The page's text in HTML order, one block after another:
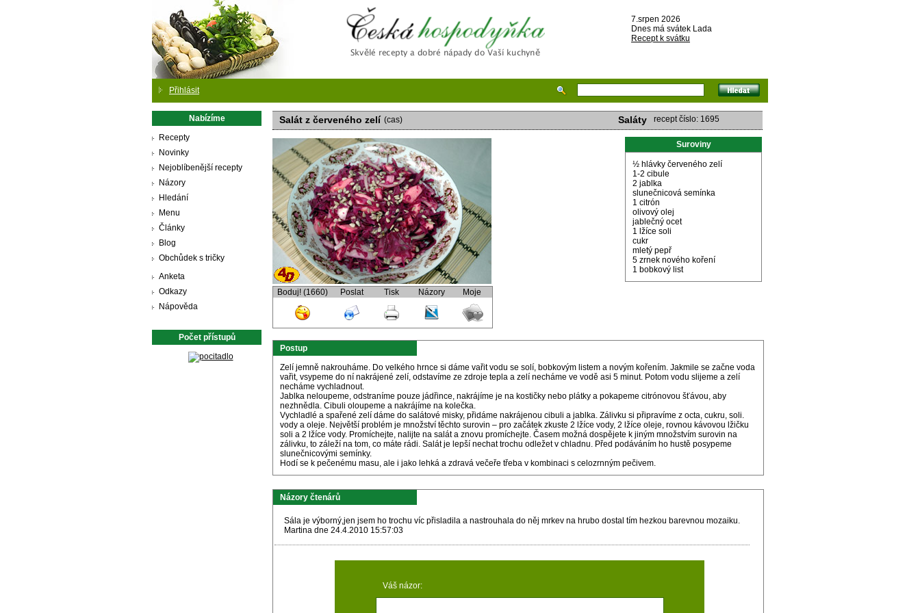
Česká hospodyňka
7.srpen 2026
Dnes má svátek Lada
Recept k svátku
Přihlásit
Nabízíme
Recepty
Novinky
Nejoblíbenější recepty
Názory
Hledání
Menu
Články
Blog
Obchůdek s tričky
Anketa
Odkazy
Nápověda
Počet přístupů
Salát z červeného zelí (cas) Saláty recept číslo: 1695
Boduj! (1660) Poslat Tisk Názory Moje
Suroviny
½ hlávky červeného zelí
1-2 cibule
2 jablka
slunečnicová semínka
1 citrón
olivový olej
jablečný ocet
1 lžíce soli
cukr
mletý pepř
5 zrnek nového koření
1 bobkový list
Postup
Zelí jemně nakrouháme. Do velkého hrnce si dáme vařit vodu se solí, bobkovým listem a novým kořením. Jakmile se začne voda
vařit, vsypeme do ní nakrájené zelí, odstavíme ze zdroje tepla a zelí necháme ve vodě asi 5 minut. Potom vodu slijeme a zelí
necháme vychladnout.
Jablka neloupeme, odstraníme pouze jádřince, nakrájíme je na kostičky nebo plátky a pokapeme citrónovou šťávou, aby
nezhnědla. Cibuli oloupeme a nakrájíme na kolečka.
Vychladlé a spařené zelí dáme do salátové misky, přidáme nakrájenou cibuli a jablka. Zálivku si připravíme z octa, cukru, soli.
vody a oleje. Největší problém je množství těchto surovin – pro začátek zkuste 2 lžíce vody, 2 lžíce oleje, rovnou kávovou lžičku
soli a 2 lžíce vody. Promíchejte, nalijte na salát a znovu promíchejte. Časem možná dospějete k jiným množstvím surovin na
zálivku, to záleží na tom, co máte rádi. Salát je lepší nechat trochu odležet v chladnu. Před podáváním ho hustě posypeme
slunečnicovými semínky.
Hodí se k pečenému masu, ale i jako lehká a zdravá večeře třeba v kombinaci s celozrnným pečivem.
Názory čtenárů
Sála je výborný,jen jsem ho trochu víc přisladila a nastrouhala do něj mrkev na hrubo dostal tím hezkou barevnou mozaiku.
Martina dne 24.4.2010 15:57:03
Váš názor: